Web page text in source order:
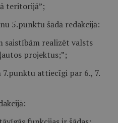
teritorijā”;
5.punktu šādā redakcijā:
saistībām realizēt valsts
projektus;”;
attiecīgi par 6., 7.